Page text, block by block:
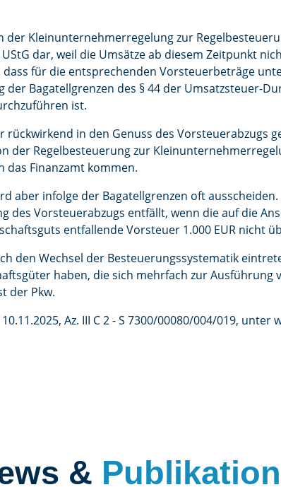
der Kleinunternehmerregelung zur
UStG dar, weil die Umsätze ab diesem Zeitpunkt
für die entsprechenden Vorsteuerbeträge
der Bagatellgrenzen des § 44 der Umsatzsteuer-
ist.
in den Genuss des Vorsteuerabzugs
der Regelbesteuerung zur
Finanzamt kommen.
aber infolge der Bagatellgrenzen oft ausscheiden.
des Vorsteuerabzugs entfällt, wenn die auf die
entfallende Vorsteuer 1.000 EUR nicht
den Wechsel der Besteuerungssystematik
haben, die sich mehrfach zur Ausführung
der Pkw.
Az. III C 2 - S 7300/00080/004/019, unter
&